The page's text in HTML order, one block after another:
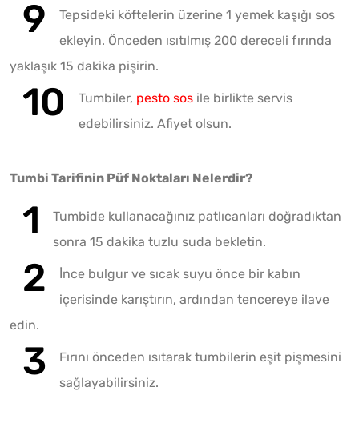
Tepsideki köftelerin üzerine 1 yemek kaşığı sos
ekleyin. Önceden ısıtılmış 200 dereceli fırında
yaklaşık 15 dakika pişirin.
Tumbiler, pesto sos ile birlikte servis
edebilirsiniz. Afiyet olsun.
Tumbi Tarifinin Püf Noktaları Nelerdir?
Tumbide kullanacağınız patlıcanları doğradıktan
sonra 15 dakika tuzlu suda bekletin.
İnce bulgur ve sıcak suyu önce bir kabın
içerisinde karıştırın, ardından tencereye ilave
edin.
Fırını önceden ısıtarak tumbilerin eşit pişmesini
sağlayabilirsiniz.